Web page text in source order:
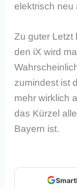
elektrisch neu
Zu guter Letzt
den iX wird
zumindest ist
mehr wirklich
das Kürzel
Bayern ist.